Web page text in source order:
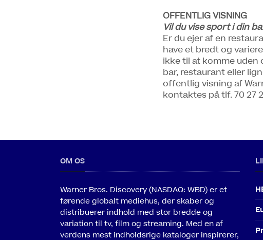
OFFENTLIG VISNING
Vil du vise sport i din
Er du ejer af en
have et bredt og
ikke til at komme uden
bar, restaurant eller
offentlig visning af
kontaktes på tlf. 70 27
OM OS
Warner Bros. Discovery (NASDAQ: WBD) er et
førende globalt mediehus, der skaber og
distribuerer indhold med stor bredde og
variation til tv, film og streaming. Med en af
verdens mest indholdsrige kataloger inspirerer,